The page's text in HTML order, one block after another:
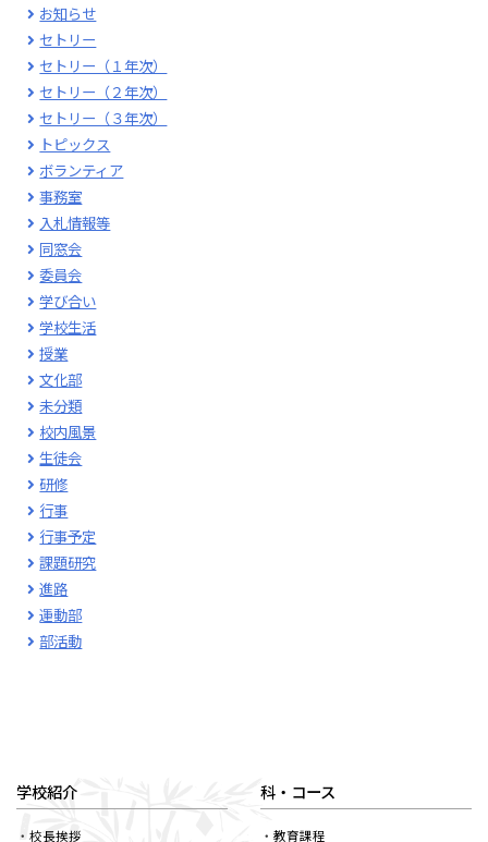
お知らせ
セトリー
セトリー（１年次）
セトリー（２年次）
セトリー（３年次）
トピックス
ボランティア
事務室
入札情報等
同窓会
委員会
学び合い
学校生活
授業
文化部
未分類
校内風景
生徒会
研修
行事
行事予定
課題研究
進路
運動部
部活動
学校紹介
校長挨拶
科・コース
教育課程